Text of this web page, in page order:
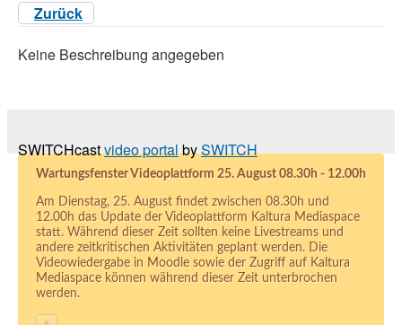
Zurück
Keine Beschreibung angegeben
SWITCHcastvideo portalbySWITCH
Wartungsfenster Videoplattform 25. August 08.30h - 12.00h
Am Dienstag, 25. August findet zwischen 08.30h und
12.00h das Update der Videoplattform Kaltura Mediaspace
statt. Während dieser Zeit sollten keine Livestreams und
andere zeitkritischen Aktivitäten geplant werden. Die
Videowiedergabe in Moodle sowie der Zugriff auf Kaltura
Mediaspace können während dieser Zeit unterbrochen
werden.
×